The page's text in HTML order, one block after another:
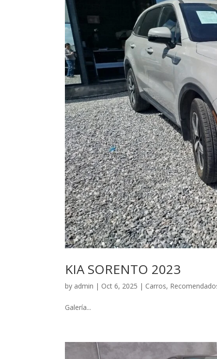
KIA SORENTO 2023
by admin | Oct 6, 2025 | Carros,
Galería...